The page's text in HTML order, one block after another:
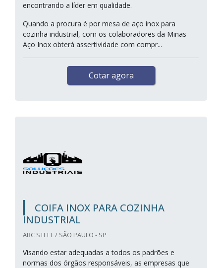
encontrando a líder em qualidade.
Quando a procura é por mesa de aço inox para
cozinha industrial, com os colaboradores da Minas
Aço Inox obterá assertividade com compr...
Cotar agora
COIFA INOX PARA COZINHA
INDUSTRIAL
ABC STEEL / SÃO PAULO - SP
Visando estar adequadas a todos os padrões e
normas dos órgãos responsáveis, as empresas que